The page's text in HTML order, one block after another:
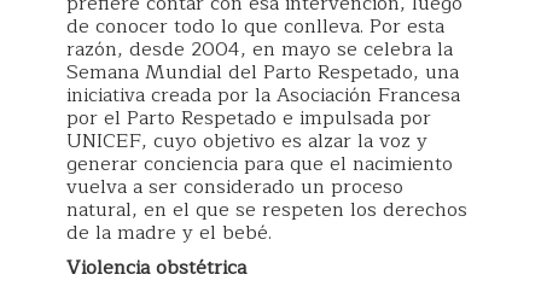
de conocer todo lo que conlleva. Por esta
razón, desde 2004, en mayo se celebra la
Semana Mundial del Parto Respetado, una
iniciativa creada por la Asociación Francesa
por el Parto Respetado e impulsada por
UNICEF, cuyo objetivo es alzar la voz y
generar conciencia para que el nacimiento
vuelva a ser considerado un proceso
natural, en el que se respeten los derechos
de la madre y el bebé.
Violencia obstétrica